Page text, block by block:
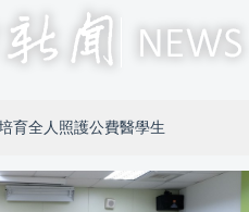
育全人照護公費醫學生